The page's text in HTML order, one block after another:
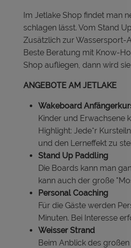
Im Jetlake Shop findet man
schlagen lässt. Vom Stand
Zusätzlich zur Wassersport-
Beste Beratung mit Know-
Shop aufliegen, dann wird sie
ANGEBOTE AM JETLAKE
Wakeboard
Kinder und Erwachsene
Highlight: Jede*r
und den Lerneffekt zu
Stand Up Paddling
Die Boards kann man
kann auch der große
Personal Coaching
Für die Gäste werden
Minuten. Bei Interesse
Weisser Strand
Beim Anblick des